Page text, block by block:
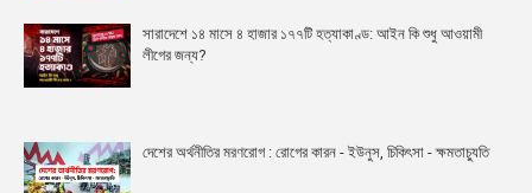
সারাদেশে ১৪ মাসে ৪ হাজার ১৭৭টি হত্যাকাণ্ড: আইন কি শুধু আওয়ামী
লীগের জন্য?
দেশের অর্থনীতির মরণরোগ : রোগের কারন - ইউনুস, চিকিৎসা - ক্ষমতাচ্যুতি